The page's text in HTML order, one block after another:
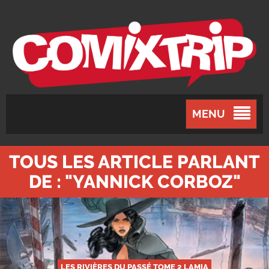
MENU
TOUS LES ARTICLE PARLANT
DE : "YANNICK CORBOZ"
LES RIVIÈRES DU PASSÉ TOME 2 LAMIA